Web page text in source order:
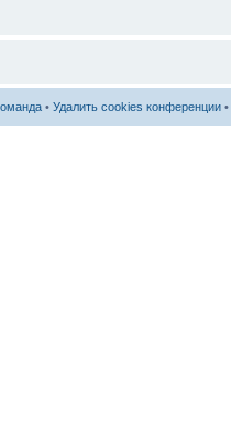
• Удалить cookies конференции